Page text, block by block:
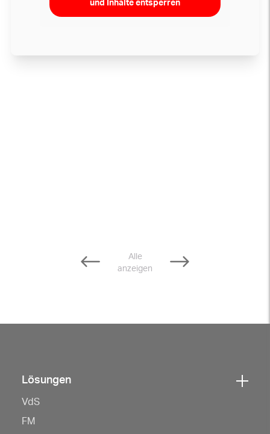
und Inhalte entsperren
Alle
anzeigen
Klicken
Sie
hier,
Lösungen
VdS
FM